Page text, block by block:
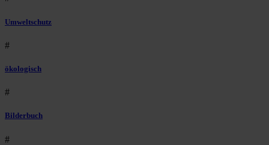
Umweltschutz
#
ökologisch
#
Bilderbuch
#